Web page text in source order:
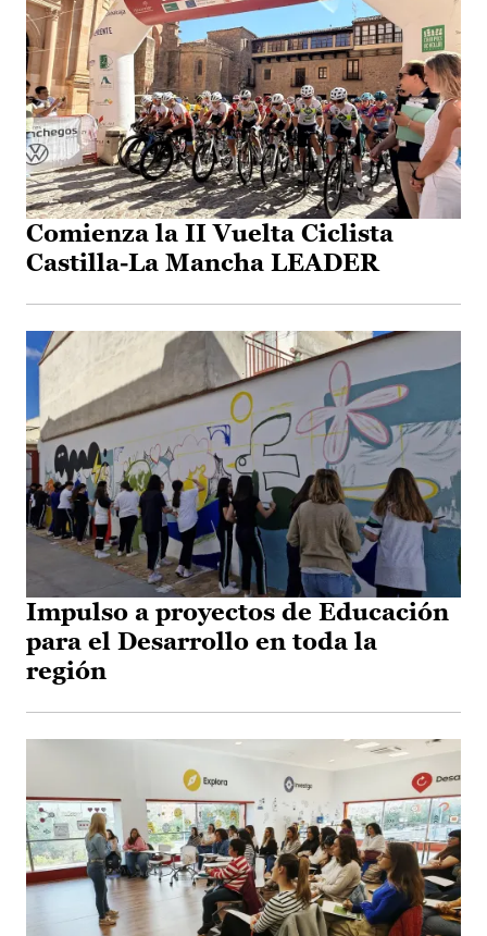
Comienza la II Vuelta Ciclista
Castilla-La Mancha LEADER
Impulso a proyectos de Educación
para el Desarrollo en toda la
región